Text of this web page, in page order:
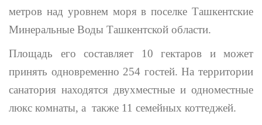
метров над уровнем моря в поселке Ташкентские
Минеральные Воды Ташкентской области.
Площадь его составляет 10 гектаров и может
принять одновременно 254 гостей. На территории
санатория находятся двухместные и одноместные
люкс комнаты, а также 11 семейных коттеджей.